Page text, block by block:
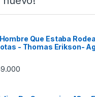
Que Estaba
- Thomas Erikson-